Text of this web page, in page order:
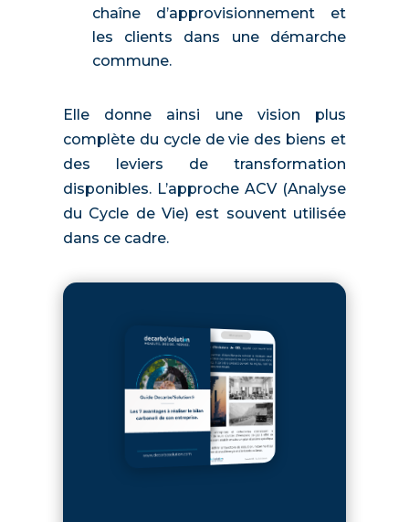
chaîne d’approvisionnement et
les clients dans une démarche
commune.
Elle donne ainsi une vision plus
complète du cycle de vie des biens et
des leviers de transformation
disponibles. L’approche ACV (Analyse
du Cycle de Vie) est souvent utilisée
dans ce cadre.